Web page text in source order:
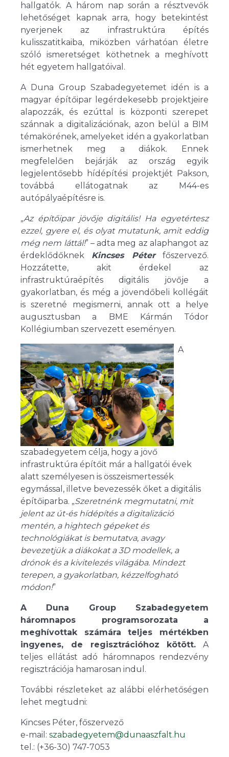
hallgatók. A három nap során a résztvevők
lehetőséget kapnak arra, hogy betekintést
nyerjenek az infrastruktúra építés
kulisszatitkaiba, miközben várhatóan életre
szóló ismeretséget köthetnek a meghívott
hét egyetem hallgatóival.
A Duna Group Szabadegyetemet idén is a
magyar építőipar legérdekesebb projektjeire
alapozzák, és ezúttal is központi szerepet
szánnak a digitalizációnak, azon belül a BIM
témakörének, amelyeket idén a gyakorlatban
ismerhetnek meg a diákok. Ennek
megfelelően bejárják az ország egyik
legjelentősebb hídépítési projektjét Pakson,
továbbá ellátogatnak az M44-es
autópályaépítésre is.
„Az építőipar jövője digitális! Ha egyetértesz
ezzel, gyere el, és olyat mutatunk, amit eddig
még nem láttál!” – adta meg az alaphangot az
érdeklődőknek Kincses Péterfőszervező.
Hozzátette, akit érdekel az
infrastruktúraépítés digitális jövője a
gyakorlatban, és még a jövendőbeli kollégáit
is szeretné megismerni, annak ott a helye
augusztusban a BME Kármán Tódor
Kollégiumban szervezett eseményen.
A
szabadegyetem célja, hogy a jövő
infrastruktúra építőit már a hallgatói évek
alatt személyesen is összeismertessék
egymással, illetve bevezessék őket a digitális
építőiparba. „Szeretnénk megmutatni, mit
jelent az út-és hídépítés a digitalizáció
mentén, a hightech gépeket és
technológiákat is bemutatva, avagy
bevezetjük a diákokat a 3D modellek, a
drónok és a kivitelezés világába. Mindezt
terepen, a gyakorlatban, kézzelfogható
módon!”
A Duna Group Szabadegyetem
háromnapos programsorozata a
meghívottak számára teljes mértékben
ingyenes, de regisztrációhoz kötött. A
teljes ellátást adó háromnapos rendezvény
regisztrációja hamarosan indul.
További részleteket az alábbi elérhetőségen
lehet megtudni:
Kincses Péter, főszervező
e-mail: szabadegyetem@dunaaszfalt.hu
tel.: (+36-30) 747-7053